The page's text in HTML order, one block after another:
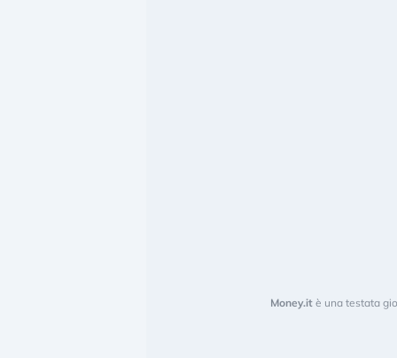
Money.it è una testata